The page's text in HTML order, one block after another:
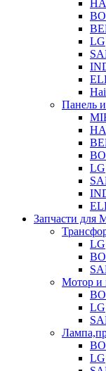
LG
Панель
LG
Запчасти
LG
Мотор и
LG
LG